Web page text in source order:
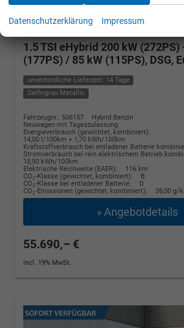
Volkswagen TayronR-Line
1.5 TSI eHybrid 200 kW (272PS)
(177PS) / 85 kW (115PS), DSG,
unverbindliche Lieferzeit: 14 Tage
Delfingrau Metallic
Fahrzeugnr.: 506157
Hybrid Benzin
Neuwagen mit Tageszulassung
Energieverbrauch (gewichtet, kombiniert):
14,00 l/100km + 1,70 kWh/100km
Kraftstoffverbrauch bei entladener Batterie
Stromverbrauch bei rein elektrischem Betrieb
18,90 kWh/100km
Elektrische Reichweite (EAER):
116 km
CO2-Klasse (gewichtet, kombiniert):
B
CO2-Klasse bei entladener Batterie:
D
CO2-Emissionen (gewichtet, kombiniert): 38,00 g/
» Angebotdetails
55.690,– €
incl. 19% MwSt.
Datenschutzerklärung Impressum